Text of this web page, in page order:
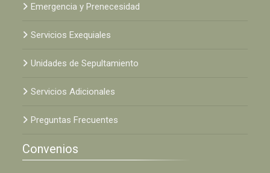
Emergencia y Prenecesidad
Servicios Exequiales
Unidades de Sepultamiento
Servicios Adicionales
Preguntas Frecuentes
Convenios